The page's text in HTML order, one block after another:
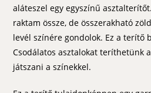
aláteszel egy egyszínű
raktam össze, de összerakható
levél színére gondolok. Ez a terítő
Csodálatos asztalokat teríthetünk
játszani a színekkel.